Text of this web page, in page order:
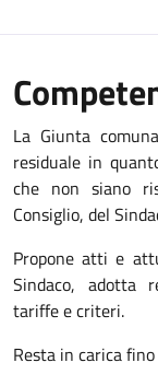
La Giunta
residuale in
che non siano
Consiglio, del
Propone atti e
Sindaco, adotta
tariffe e criteri.
Resta in carica